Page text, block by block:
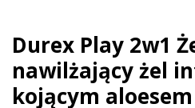
Durex Play 2w1
nawilżający żel
kojącym